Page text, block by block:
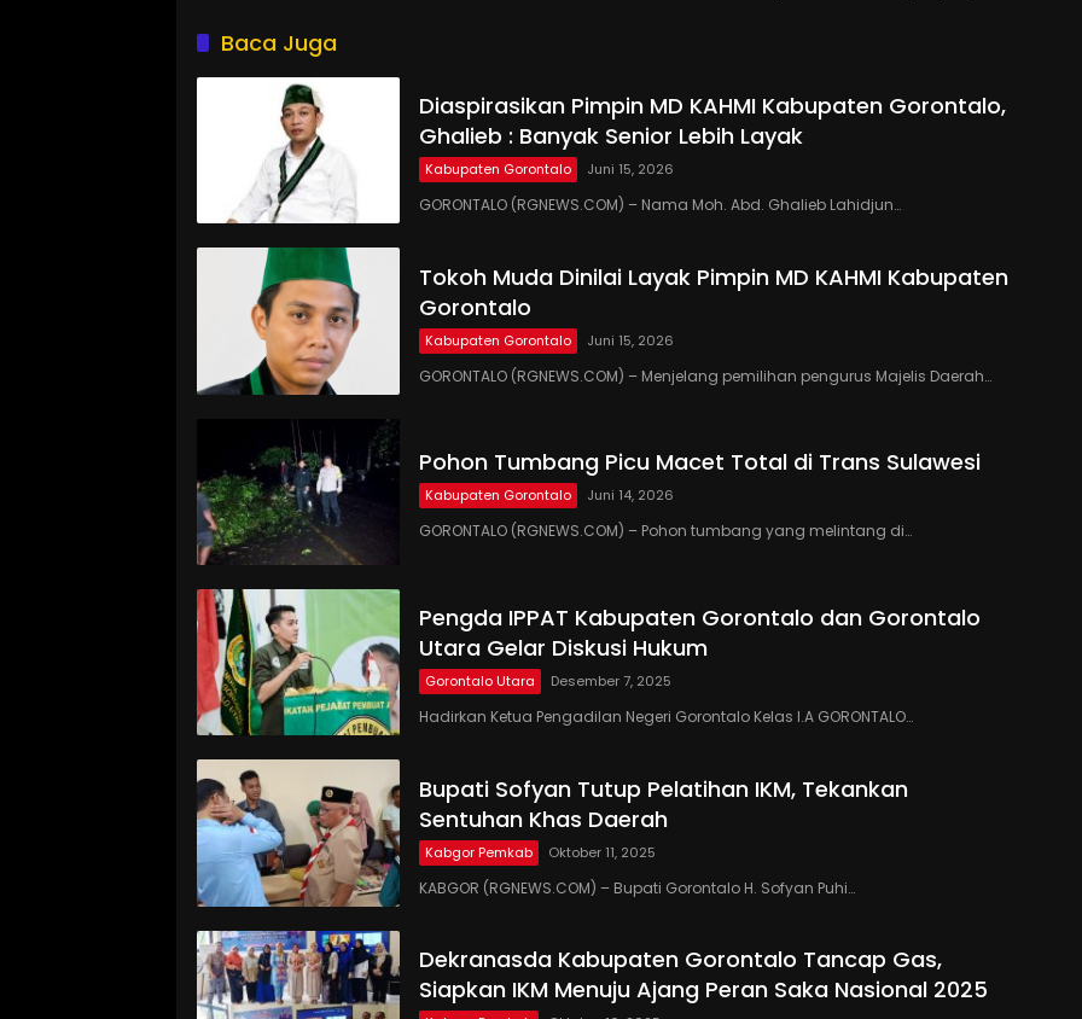
Baca Juga
Diaspirasikan Pimpin MD KAHMI Kabupaten Gorontalo,
Ghalieb : Banyak Senior Lebih Layak
Kabupaten Gorontalo Juni 15, 2026
GORONTALO (RGNEWS.COM) – Nama Moh. Abd. Ghalieb Lahidjun…
Tokoh Muda Dinilai Layak Pimpin MD KAHMI Kabupaten
Gorontalo
Kabupaten Gorontalo Juni 15, 2026
GORONTALO (RGNEWS.COM) – Menjelang pemilihan pengurus Majelis Daerah…
Pohon Tumbang Picu Macet Total di Trans Sulawesi
Kabupaten Gorontalo Juni 14, 2026
GORONTALO (RGNEWS.COM) – Pohon tumbang yang melintang di…
Pengda IPPAT Kabupaten Gorontalo dan Gorontalo
Utara Gelar Diskusi Hukum
Gorontalo Utara Desember 7, 2025
Hadirkan Ketua Pengadilan Negeri Gorontalo Kelas I.A GORONTALO…
Bupati Sofyan Tutup Pelatihan IKM, Tekankan
Sentuhan Khas Daerah
Kabgor Pemkab Oktober 11, 2025
KABGOR (RGNEWS.COM) – Bupati Gorontalo H. Sofyan Puhi…
Dekranasda Kabupaten Gorontalo Tancap Gas,
Siapkan IKM Menuju Ajang Peran Saka Nasional 2025